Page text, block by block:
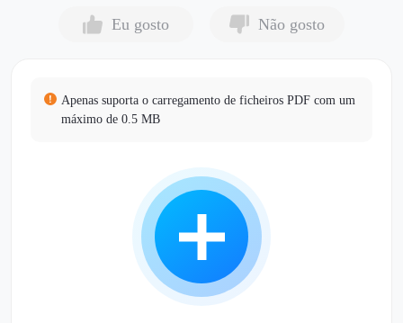
Eu gosto Não gosto
Apenas suporta o carregamento de ficheiros PDF com um
máximo de 0.5 MB